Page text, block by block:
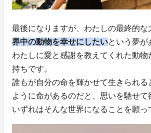
最後になりますが、わたしの最終的な
界中の動物を幸せにしたいという夢が
わたしに愛と感謝を教えてくれた動物
持ちです。
誰もが自分の命を輝かせて生きられる
ように命があるのだと、思いを馳せて
いずれはそんな世界になることを願っ